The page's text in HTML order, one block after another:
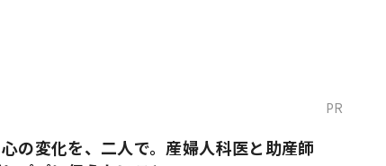
PR
の変化を、二人で。産婦人科医と助産師